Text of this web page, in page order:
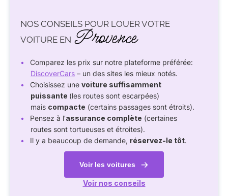
NOS CONSEILS POUR LOUER VOTRE
VOITURE EN Provence
Comparez les prix sur notre plateforme préférée:
DiscoverCars – un des sites les mieux notés.
Choisissez une voiture suffisamment
puissante (les routes sont escarpées)
mais compacte (certains passages sont étroits).
Pensez à l’assurance complète (certaines
routes sont tortueuses et étroites).
Il y a beaucoup de demande, réservez-le tôt.
Voir les voitures
Voir nos conseils